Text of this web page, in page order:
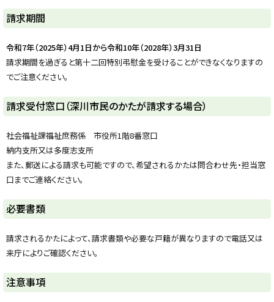
戻
る
ト
ッ
プ
に
戻
請求期間
令和7年（2025年）4月1日から令和10年（2028年）3月31日
請求期間を過ぎると第十二回特別弔慰金を受けることができなくなりますの
でご注意ください。
ト
ッ
プ
に
戻
る
請求受付窓口（深川市民のかたが請求する場合）
社会福祉課福祉庶務係 市役所1階8番窓口
納内支所又は多度志支所
また、郵送による請求も可能ですので、希望されるかたは問合わせ先・担当窓
口までご連絡ください。
ト
ッ
プ
に
る
必要書類
請求されるかたによって、請求書類や必要な戸籍が異なりますので電話又は
来庁によりご確認ください。
ト
ッ
注意事項